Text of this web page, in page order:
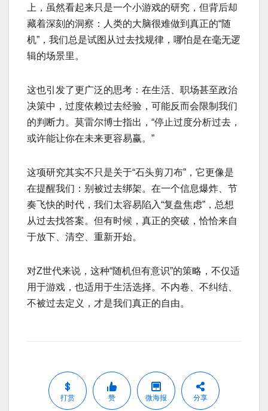
上，虽然看起来只是一个小游戏的研究，但背后却
藏着深刻的洞察：人类的大脑很难做到真正的“随
机”，我们总是试图从过去找规律，哪怕是在毫无逻
辑的场景里。
这也引发了更广泛的思考：在生活、职场甚至政治
决策中，过度依赖过去经验，可能反而会限制我们
的判断力。莫雷尔博士指出，“停止过度分析过去，
或许能让你在未来更容易赢。”
这项研究其实不只是关于“石头剪刀布”，它更像是
在提醒我们：别被过去绑架。在一个信息爆炸、节
奏飞快的时代，我们太容易陷入“复盘焦虑”，总想
从过去找答案。但有时候，真正的突破，恰恰来自
于放下、清空、重新开始。
对Z世代来说，这种“随机但有意识”的策略，不仅适
用于游戏，也适用于生活选择。不内卷、不纠结、
不被过去定义，才是我们真正的自由。
打赏 赞 微海报 分享